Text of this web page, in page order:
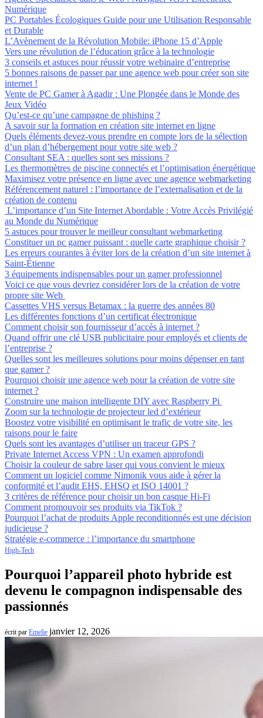
Numérique
PC Portables Écologiques Guide pour une Utilisation Responsable
et Durable
L’Avènement de la Révolution Mobile: iPhone 15 d’Apple
Vers une révolution de l’éducation grâce à la technologie
3 conseils et astuces pour réussir votre webinaire d’entreprise
5 bonnes raisons de passer par une agence web pour créer son site
internet !
Vente de PC Gamer à Agadir : Une Plongée dans le Monde des
Jeux Vidéo
Qu’est-ce qu’une campagne de phishing ?
A savoir sur la formation en création site internet en ligne
Quels éléments devez-vous prendre en compte lors de la sélection
d’un plan d’hébergement pour votre site web ?
Consultant SEA : quelles sont ses missions ?
Les thermomètres de piscine connectés et l’optimisation énergétique
Maximisez votre présence en ligne avec une agence webmarketing
Référencement naturel : l’importance de l’externalisation et de la
création de contenu
L’importance d’un Site Internet Abordable : Votre Accès Privilégié
au Monde du Numérique
5 astuces pour trouver le meilleur consultant webmarketing
Constituer un pc gamer puissant : quelle carte graphique choisir ?
Les erreurs courantes à éviter lors de la création d’un site internet à
Saint-Étienne
3 équipements indispensables pour un gamer professionnel
Voici ce que vous devriez considérer lors de la création de votre
propre site Web
Cassettes VHS versus Betamax : la guerre des années 80
Les différentes fonctions d’un certificat électronique
Comment choisir son fournisseur d’accès à internet ?
Quand offrir une clé USB publicitaire pour employés et clients de
l’entreprise ?
Quelles sont les meilleures solutions pour moins dépenser en tant
que gamer ?
Pourquoi choisir une agence web pour la création de votre site
internet ?
Construire une maison intelligente DIY avec Raspberry Pi
Zoom sur la technologie de projecteur led d’extérieur
Boostez votre visibilité en optimisant le trafic de votre site, les
raisons pour le faire
Quels sont les avantages d’utiliser un traceur GPS ?
Private Internet Access VPN : Un examen approfondi
Choisir la couleur de sabre laser qui vous convient le mieux
Comment un logiciel comme Nimonik vous aide à gérer la
conformité et l’audit EHS, EHSQ et ISO 14001 ?
3 critères de référence pour choisir un bon casque Hi-Fi
Comment promouvoir ses produits via TikTok ?
Pourquoi l’achat de produits Apple reconditionnés est une décision
judicieuse ?
Stratégie e-commerce : l’importance du smartphone
High-Tech
Pourquoi l’appareil photo hybride est
devenu le compagnon indispensable des
passionnés
écrit par Emelie janvier 12, 2026